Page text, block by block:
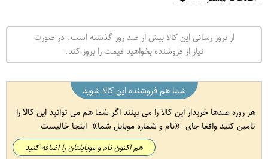
از بروز رسانی این کالا بیش از صد روز گذشته است. در صورت
نیاز از فروشنده بخواهید قیمت را بروز کند.
شما هم فروشنده این کالا شوید
هر روزه صدها خریدار این کالا را می بینند اگر شما هم می توانید این کالا را
تامین کنید واقعا جای
نام و شماره موبایل شما اینجا خالیست
هم اکنون نام و موبایلتان را اضافه کنید